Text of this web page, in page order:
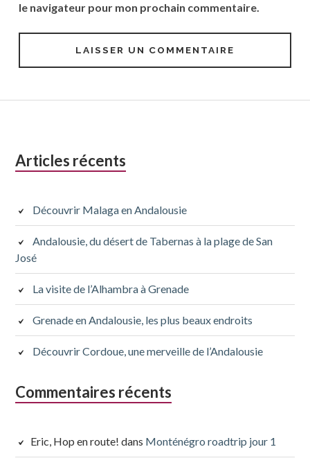
le navigateur pour mon prochain commentaire.
Colonne
subsidiaire
Articles récents
Découvrir Malaga en Andalousie
Andalousie, du désert de Tabernas à la plage de San
José
La visite de l’Alhambra à Grenade
Grenade en Andalousie, les plus beaux endroits
Découvrir Cordoue, une merveille de l’Andalousie
Commentaires récents
Eric, Hop en route! dans Monténégro roadtrip jour 1